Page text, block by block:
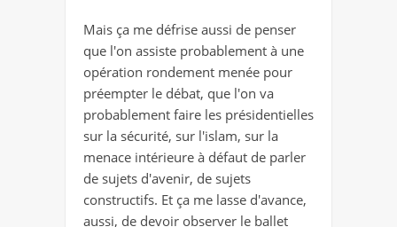
Mais ça me défrise aussi de penser
que l'on assiste probablement à une
opération rondement menée pour
préempter le débat, que l'on va
probablement faire les présidentielles
sur la sécurité, sur l'islam, sur la
menace intérieure à défaut de parler
de sujets d'avenir, de sujets
constructifs. Et ça me lasse d'avance,
aussi, de devoir observer le ballet